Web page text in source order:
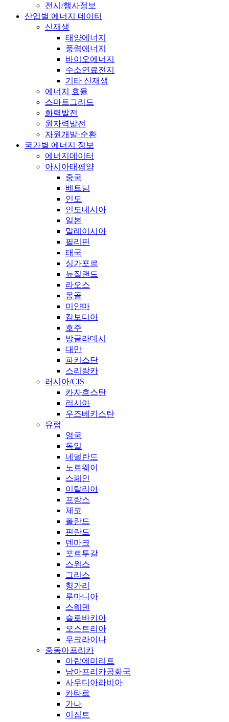
전시/행사정보
산업별 에너지 데이터
신재생
태양에너지
풍력에너지
바이오에너지
수소연료전지
기타 신재생
에너지 효율
스마트그리드
화력발전
원자력발전
자원개발·순환
국가별 에너지 정보
에너지데이터
아시아태평양
중국
베트남
인도
인도네시아
일본
말레이시아
필리핀
태국
싱가포르
뉴질랜드
라오스
몽골
미얀마
캄보디아
호주
방글라데시
대만
파키스탄
스리랑카
러시아/CIS
카자흐스탄
러시아
우즈베키스탄
유럽
영국
독일
네덜란드
노르웨이
스페인
이탈리아
프랑스
체코
폴란드
핀란드
덴마크
포르투갈
스위스
그리스
헝가리
루마니아
스웨덴
슬로바키아
오스트리아
우크라이나
중동아프리카
아랍에미리트
남아프리카공화국
사우디아라비아
카타르
가나
이집트